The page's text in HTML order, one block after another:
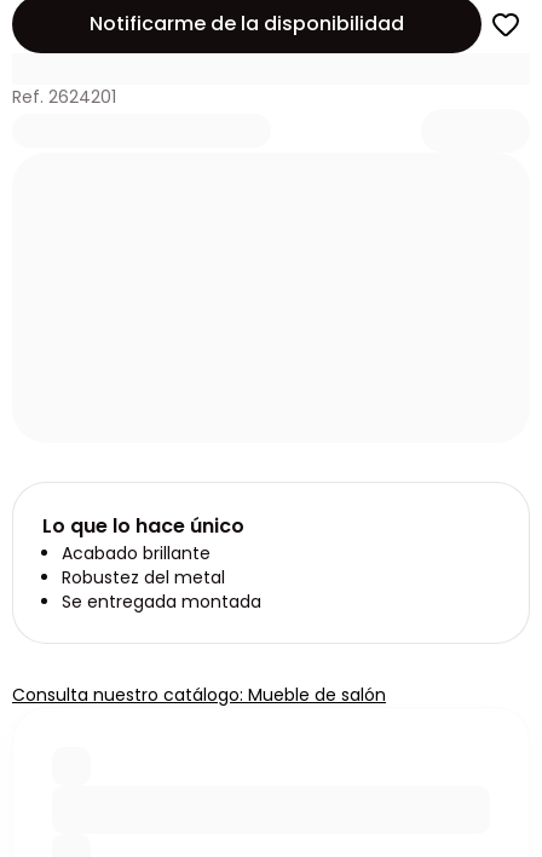
Notificarme de la disponibilidad
Ref. 2624201
Lo que lo hace único
Acabado brillante
Robustez del metal
Se entregada montada
Consulta nuestro catálogo: Mueble de salón